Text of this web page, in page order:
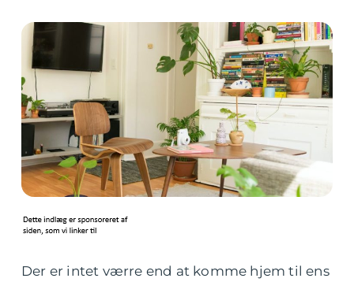
Der er intet værre end at komme hjem til ens